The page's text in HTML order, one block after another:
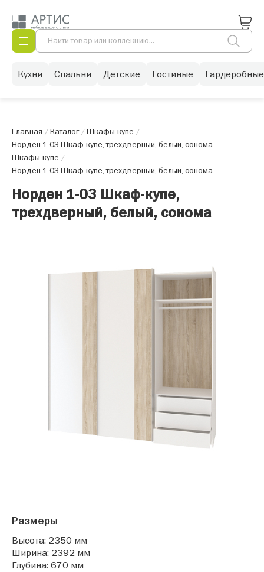
Кухни Спальни Детские Гостиные Гардеробные
Главная /Каталог/Шкафы-купе /
Норден 1-03 Шкаф-купе, трехдверный, белый, сонома
Шкафы-купе /
Норден 1-03 Шкаф-купе, трехдверный, белый, сонома
Норден 1-03 Шкаф-купе,
трехдверный, белый, сонома
Размеры
Высота: 2350 мм
Ширина: 2392 мм
Глубина: 670 мм